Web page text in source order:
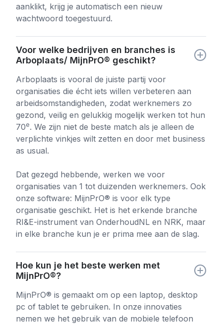
aanklikt, krijg je automatisch een nieuw
wachtwoord toegestuurd.
Voor welke bedrijven en branches is
Arboplaats/ MijnPrO® geschikt?
Arboplaats is vooral de juiste partij voor
organisaties die écht iets willen verbeteren aan
arbeidsomstandigheden, zodat werknemers zo
gezond, veilig en gelukkig mogelijk werken tot hun
70e. We zijn niet de beste match als je alleen de
verplichte vinkjes wilt zetten en door met business
as usual.
Dat gezegd hebbende, werken we voor
organisaties van 1 tot duizenden werknemers. Ook
onze software: MijnPrO® is voor elk type
organisatie geschikt. Het is het erkende branche
RI&E-instrument van OnderhoudNL en NRK, maar
in elke branche kun je er prima mee aan de slag.
Hoe kun je het beste werken met
MijnPrO®?
MijnPrO® is gemaakt om op een laptop, desktop
pc of tablet te gebruiken. In onze innovaties
nemen we het gebruik van de mobiele telefoon